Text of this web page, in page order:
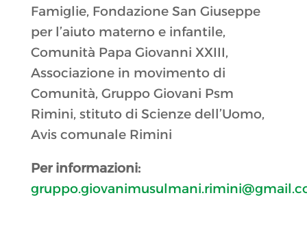
Famiglie, Fondazione San Giuseppe
per l’aiuto materno e infantile,
Comunità Papa Giovanni XXIII,
Associazione in movimento di
Comunità, Gruppo Giovani Psm
Rimini, stituto di Scienze dell’Uomo,
Avis comunale Rimini
Per informazioni: